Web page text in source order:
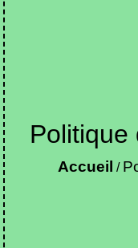
Politique
Accueil /